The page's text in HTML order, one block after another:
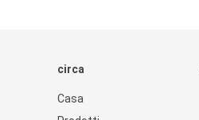
circa
Casa